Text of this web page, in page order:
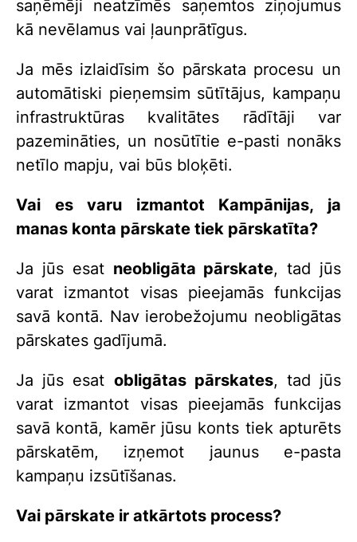
saņēmēji neatzīmēs saņemtos ziņojumus
kā nevēlamus vai ļaunprātīgus.
Ja mēs izlaidīsim šo pārskata procesu un
automātiski pieņemsim sūtītājus, kampaņu
infrastruktūras kvalitātes rādītāji var
pazemināties, un nosūtītie e-pasti nonāks
netīlo mapju, vai būs bloķēti.
Vai es varu izmantot Kampānijas, ja
manas konta pārskate tiek pārskatīta?
Ja jūs esat neobligāta pārskate, tad jūs
varat izmantot visas pieejamās funkcijas
savā kontā. Nav ierobežojumu neobligātas
pārskates gadījumā.
Ja jūs esat obligātas pārskates, tad jūs
varat izmantot visas pieejamās funkcijas
savā kontā, kamēr jūsu konts tiek apturēts
pārskatēm, izņemot jaunus e-pasta
kampaņu izsūtīšanas.
Vai pārskate ir atkārtots process?